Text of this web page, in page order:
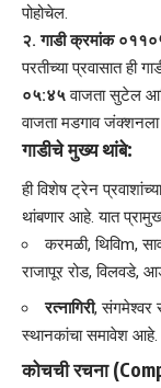
पोहोचेल.
२. गाडी क्रमांक
परतीच्या प्रवासात ही
०५:४५वाजता सुटेल
वाजता मडगाव जंक्शनला
गाडीचे मुख्य थांबे:
​ही विशेष ट्रेन
थांबणार आहे. यात
​करमळी, थिविm,
राजापूर रोड, विलवडे,
रत्नागिरी, संगमेश्वर
स्थानकांचा समावेश आहे.
कोचची रचना